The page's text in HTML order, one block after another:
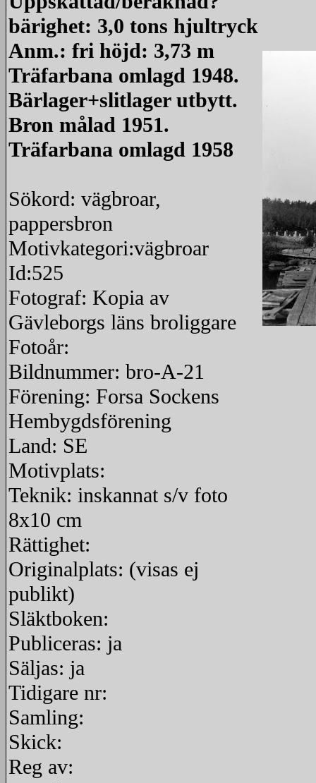
bärighet: 3,0 tons hjultryck
Anm.: fri höjd: 3,73 m
Träfarbana omlagd 1948.
Bärlager+slitlager utbytt.
Bron målad 1951.
Träfarbana omlagd 1958
Sökord: vägbroar,
pappersbron
Motivkategori:vägbroar
Id:525
Fotograf: Kopia av
Gävleborgs läns broliggare
Fotoår:
Bildnummer: bro-A-21
Förening: Forsa Sockens
Hembygdsförening
Land: SE
Motivplats:
Teknik: inskannat s/v foto
8x10 cm
Rättighet:
Originalplats: (visas ej
publikt)
Släktboken:
Publiceras: ja
Säljas: ja
Tidigare nr:
Samling:
Skick:
Reg av: